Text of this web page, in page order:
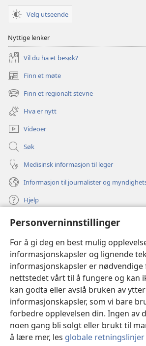
Personverninnstillinger
For å gi deg en best mulig
informasjonskapsler og lignende
informasjonskapsler er nødvendige
nettstedet vårt til å fungere og kan
kan godta eller avslå bruken av
informasjonskapsler, som vi bare
forbedre opplevelsen din. Ingen av
noen gang bli solgt eller brukt til
å lære mer, les globale
Velg utseende
Nyttige lenker
Vil du ha et besøk?
Finn et møte
(åpner
nytt
vindu)
Finn et regionalt stevne
(åpner
nytt
vindu)
Hva er nytt
Videoer
Søk
Medisinsk informasjon til leger
Informasjon til journalister og
Hjelp
Bidrag
(åpner
nytt
vindu)Watchtower ONLINE LIBRARY™
(åpner
nytt
vindu) JW Hub
(åpner
nytt
vindu)JW Library ®
Watchtower Library